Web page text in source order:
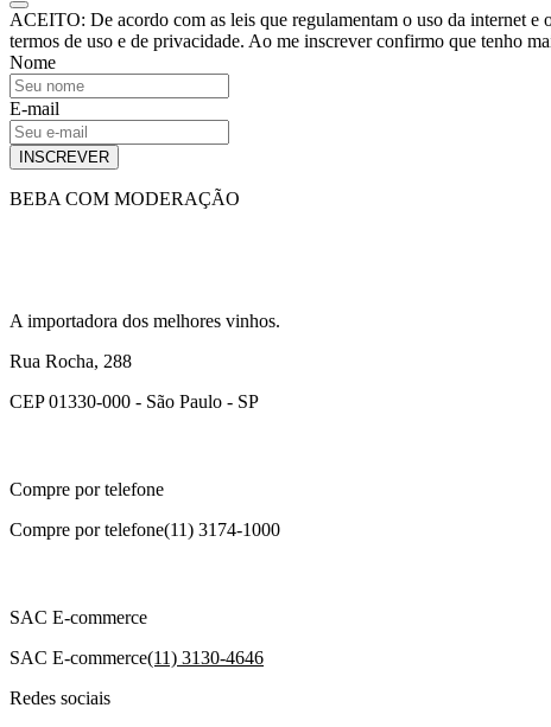
ACEITO: De acordo com as leis que regulamentam o uso da internet
termos de uso e de privacidade. Ao me inscrever confirmo que tenho
Nome
E-mail
INSCREVER
BEBA COM MODERAÇÃO
A importadora dos melhores vinhos.
Rua Rocha, 288
CEP 01330-000 - São Paulo - SP
Compre por telefone
Compre por telefone(11) 3174-1000
SAC E-commerce
SAC E-commerce(11) 3130-4646
Redes sociais